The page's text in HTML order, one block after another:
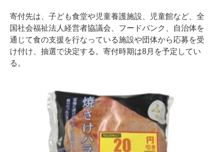
寄付先は、子ども食堂や児童養護施設、児童館など、全
国社会福祉法人経営者協議会、フードバンク、自治体を
通じて食の支援を行なっている施設や団体から応募を受
け付け、抽選で決定する。寄付時期は8月を予定してい
る。